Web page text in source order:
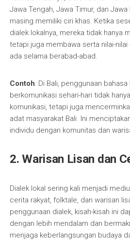
Jawa Tengah, Jawa Timur, dan
masing memiliki ciri khas. Ketika
dialek lokalnya, mereka tidak hanya
tetapi juga membawa serta nilai-
ada selama berabad-abad.
Contoh: Di Bali, penggunaan bahasa
berkomunikasi sehari-hari tidak
komunikasi, tetapi juga
adat masyarakat Bali. Ini
individu dengan komunitas dan
2. Warisan Lisan dan
Dialek lokal sering kali menjadi
cerita rakyat, folktale, dan warisan
penggunaan dialek, kisah-kisah ini
dengan lebih mendalam dan
menjaga keberlangsungan budaya